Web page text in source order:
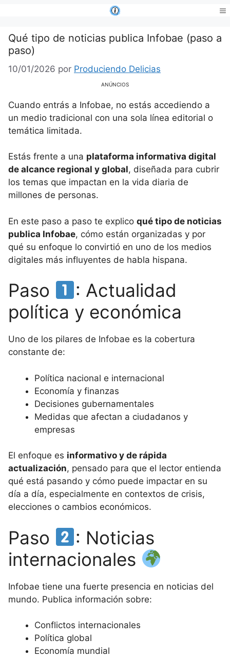
contenido
Qué tipo de noticias publica Infobae (paso a
paso)
10/01/2026 por Produciendo Delicias
ANÚNCIOS
Cuando entrás a Infobae, no estás accediendo a
un medio tradicional con una sola línea editorial o
temática limitada.
Estás frente a una plataforma informativa digital
de alcance regional y global, diseñada para cubrir
los temas que impactan en la vida diaria de
millones de personas.
En este paso a paso te explico qué tipo de noticias
publica Infobae, cómo están organizadas y por
qué su enfoque lo convirtió en uno de los medios
digitales más influyentes de habla hispana.
Paso
: Actualidad
política y económica
Uno de los pilares de Infobae es la cobertura
constante de:
Política nacional e internacional
Economía y finanzas
Decisiones gubernamentales
Medidas que afectan a ciudadanos y
empresas
El enfoque es informativo y de rápida
actualización, pensado para que el lector entienda
qué está pasando y cómo puede impactar en su
día a día, especialmente en contextos de crisis,
elecciones o cambios económicos.
Paso
: Noticias
internacionales
Infobae tiene una fuerte presencia en noticias del
mundo. Publica información sobre:
Conflictos internacionales
Política global
Economía mundial